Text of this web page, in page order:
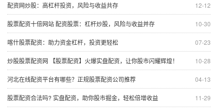
12-12
配资网炒股：高杠杆投资，风险与收益共存
10-30
股票配资十倍网站 配资股票：杠杆炒股，风险与收益并存
07-23
喀什股票配资：助力资金杠杆，投资更轻松
10-28
炒股股票配资网 【股票配资】火爆实盘配资，让你股市闪耀辉煌！
04-13
河北在线配资平台有哪些？正规股票配资公司推荐
11-29
股票配资合法吗? 实盘配资，助你股市掘金，轻松倍增收益